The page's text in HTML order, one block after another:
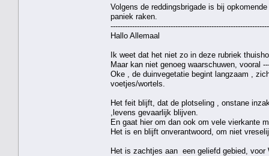
Volgens de reddingsbrigade is bij
paniek raken.
Hallo Allemaal
Ik weet dat het niet zo in deze rubriek
Maar kan niet genoeg waarschuwen, vooral
Oke , de duinvegetatie begint langzaam ,
voetjes/wortels.
Het feit blijft, dat de plotseling , onstane
,levens gevaarlijk blijven.
En gaat hier om dan ook om vele vierkante
Het is en blijft onverantwoord, om niet
Het is zachtjes aan een geliefd gebied, voor